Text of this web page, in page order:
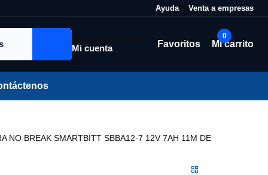
Ayuda Venta a empresas
Mi cuenta Favoritos Mi carrito
0
NO BREAK SMARTBITT SBBA12-7 12V 7AH 11M DE